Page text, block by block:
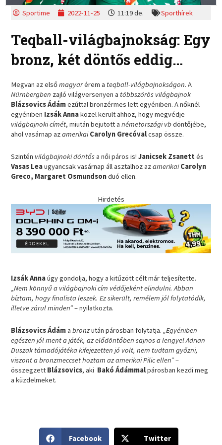
Sportime 2022-11-25 11:19 de. Sporthírek
Teqball-világbajnokság: Egy
bronz, két döntős eddig…
Megvan az elsőmagyarérem a teqball-világbajnokságon. A
Nürnbergben zajló világversenyen a többszörös világbajnok
Blázsovics Ádámezúttal bronzérmes lett egyéniben. A nőknél
egyéniben Izsák Annaközel került ahhoz, hogy megvédje
világbajnoki címét, miután bejutott anémetországi vbdöntőjébe,
ahol vasárnap azamerikaiCarolyn Grecóvalcsap össze.
Szintén világbajnoki döntősa női páros is!Janicsek Zsanett és
Vasas Leaugyancsak vasárnap áll asztalhoz azamerikaiCarolyn
Greco, Margaret Osmundsonduó ellen.
Hirdetés
Izsák Annaúgy gondolja, hogy a kitűzött célt már teljesítette.
„Nem könnyű a világbajnoki cím védőjeként elindulni. Abban
bíztam, hogy finalista leszek. Ez sikerült, remélem jól folytatódik,
illetve zárul minden”– nyilatkozta.
Blázsovics Ádámabronzután párosban folytatja.„Egyéniben
egészen jól ment a játék, az elődöntőben sajnos a lengyel Adrian
Duszak támadójátéka kifejezetten jó volt, nem tudtam győzni,
viszont a bronzmeccset hoztam az amerikai Pilic ellen”–
összegzett Blázsovics, aki Bakó Ádámmalpárosban kezdi meg
a küzdelmeket.
h
Facebook
h
Twitter